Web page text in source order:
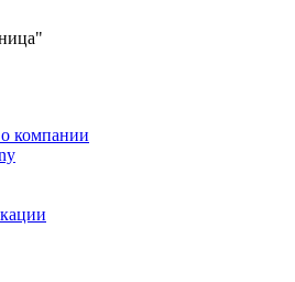
компании